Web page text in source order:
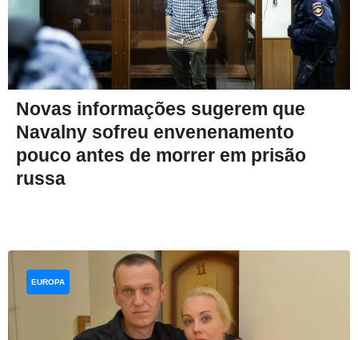
Novas informações sugerem que
Navalny sofreu envenenamento
pouco antes de morrer em prisão
russa
EUROPA